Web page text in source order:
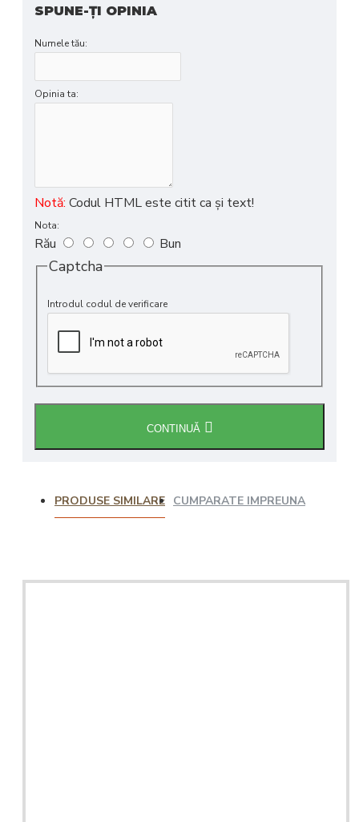
SPUNE-ŢI OPINIA
Numele tău:
Opinia ta:
Notă: Codul HTML este citit ca şi text!
Nota:
Rău Bun
Captcha
Introdul codul de verificare
CONTINUĂ
PRODUSE SIMILARE CUMPARATE IMPREUNA